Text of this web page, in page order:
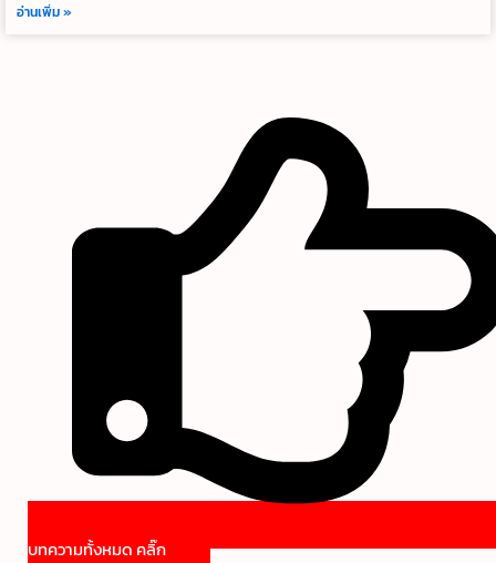
อ่านเพิ่ม »
บทความทั้งหมด คลิ๊ก